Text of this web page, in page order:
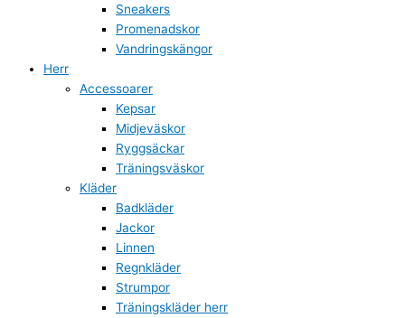
Sneakers
Promenadskor
Vandringskängor
Herr
Accessoarer
Kepsar
Midjeväskor
Ryggsäckar
Träningsväskor
Kläder
Badkläder
Jackor
Linnen
Regnkläder
Strumpor
Träningskläder herr